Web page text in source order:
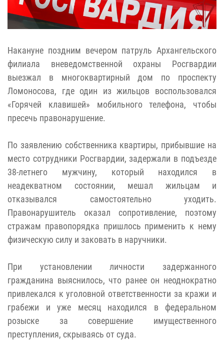
Накануне поздним вечером патруль Архангельского
филиала вневедомственной охраны Росгвардии
выезжал в многоквартирный дом по проспекту
Ломоносова, где один из жильцов воспользовался
«Горячей клавишей» мобильного телефона, чтобы
пресечь правонарушение.
По заявлению собственника квартиры, прибывшие на
место сотрудники Росгвардии, задержали в подъезде
38-летнего мужчину, который находился в
неадекватном состоянии, мешал жильцам и
отказывался самостоятельно уходить.
Правонарушитель оказал сопротивление, поэтому
стражам правопорядка пришлось применить к нему
физическую силу и заковать в наручники.
При установлении личности задержанного
гражданина выяснилось, что ранее он неоднократно
привлекался к уголовной ответственности за кражи и
грабежи и уже месяц находился в федеральном
розыске за совершение имущественного
преступления, скрываясь от суда.